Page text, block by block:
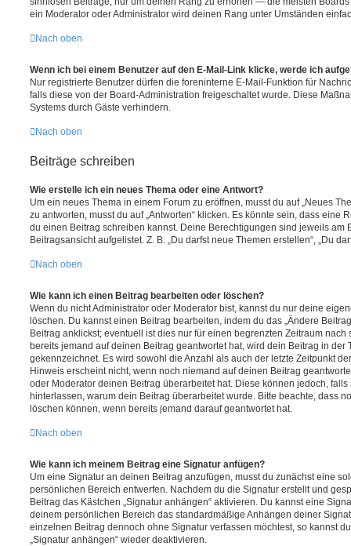
ein Moderator oder Administrator wird deinen Rang unter Umständen
Nach oben
Wenn ich bei einem Benutzer auf den E-Mail-Link klicke, werde ich
Nur registrierte Benutzer dürfen die foreninterne E-Mail-Funktion für
falls diese von der Board-Administration freigeschaltet wurde. Diese
Systems durch Gäste verhindern.
Nach oben
Beiträge schreiben
Wie erstelle ich ein neues Thema oder eine Antwort?
Um ein neues Thema in einem Forum zu eröffnen, musst du auf „Neues
zu antworten, musst du auf „Antworten“ klicken. Es könnte sein, dass eine
du einen Beitrag schreiben kannst. Deine Berechtigungen sind jeweils am
Beitragsansicht aufgelistet. Z. B. „Du darfst neue Themen erstellen“, „Du
Nach oben
Wie kann ich einen Beitrag bearbeiten oder löschen?
Wenn du nicht Administrator oder Moderator bist, kannst du nur deine
löschen. Du kannst einen Beitrag bearbeiten, indem du das „Ändere
Beitrag anklickst; eventuell ist dies nur für einen begrenzten Zeitraum
bereits jemand auf deinen Beitrag geantwortet hat, wird dein Beitrag in der
gekennzeichnet. Es wird sowohl die Anzahl als auch der letzte Zeitpunkt
Hinweis erscheint nicht, wenn noch niemand auf deinen Beitrag
oder Moderator deinen Beitrag überarbeitet hat. Diese können jedoch,
hinterlassen, warum dein Beitrag überarbeitet wurde. Bitte beachte, dass
löschen können, wenn bereits jemand darauf geantwortet hat.
Nach oben
Wie kann ich meinem Beitrag eine Signatur anfügen?
Um eine Signatur an deinen Beitrag anzufügen, musst du zunächst eine
persönlichen Bereich entwerfen. Nachdem du die Signatur erstellt und
Beitrag das Kästchen „Signatur anhängen“ aktivieren. Du kannst eine
deinem persönlichen Bereich das standardmäßige Anhängen deiner
einzelnen Beitrag dennoch ohne Signatur verfassen möchtest, so kannst
„Signatur anhängen“ wieder deaktivieren.